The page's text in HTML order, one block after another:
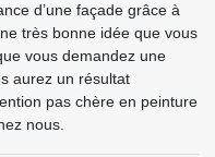
d’une façade grâce à
très bonne idée que vous
vous demandez une
aurez un résultat
pas chère en peinture
nous.